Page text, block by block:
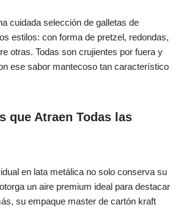
cuidada selección de galletas de
estilos: con forma de pretzel, redondas,
otras. Todas son crujientes por fuera y
ese sabor mantecoso tan característico
que Atraen Todas las
en lata metálica no solo conserva su
un aire premium ideal para destacar
su empaque master de cartón kraft